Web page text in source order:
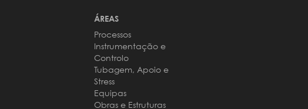
ÁREAS
Processos
Instrumentação e
Controlo
Tubagem, Apoio e
Stress
Equipas
Obras e Estruturas